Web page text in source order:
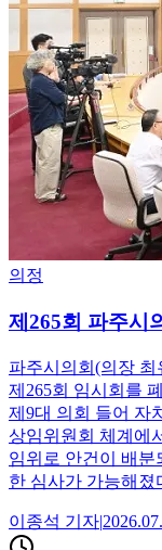
의정
제265회 파주시
파주시의회(의장 최
제265회 임시회를
제9대 의회 들어 자
상임위원회 체계에
임위로 안건이 배분
한 심사가 가능해졌
이종석 기자|